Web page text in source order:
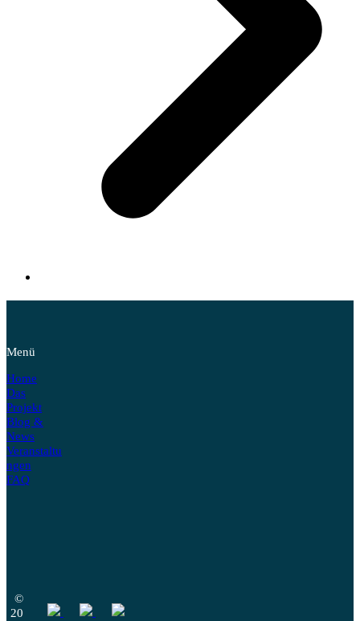
Menü
Home
Das
Projekt
Blog &
News
Veranstaltu
ngen
FAQ
©
20